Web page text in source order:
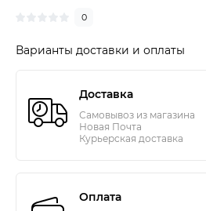
0
Варианты доставки и оплаты
Доставка
Самовывоз из магазина
Новая Почта
Курьерская доставка
Оплата